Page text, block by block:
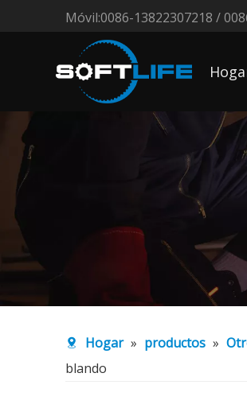
Móvil:0086-13822307218 /
Hogar » productos »
blando